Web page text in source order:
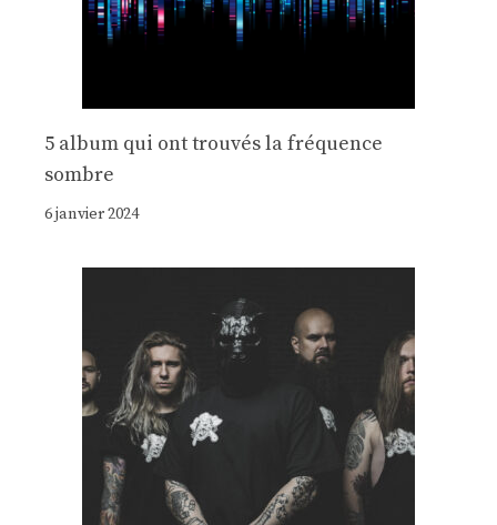
5 album qui ont trouvés la fréquence
sombre
6 janvier 2024